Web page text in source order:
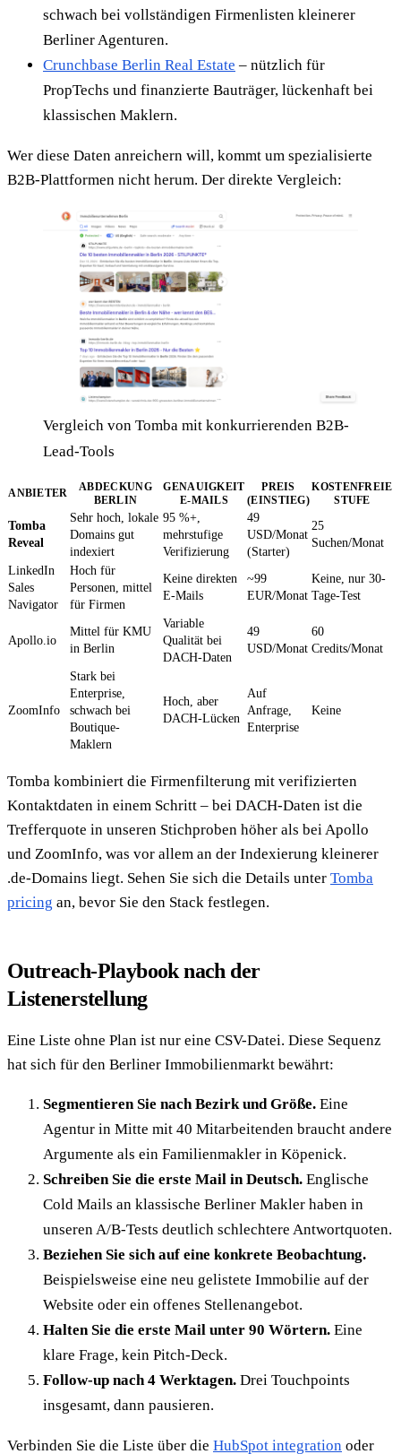
schwach bei vollständigen Firmenlisten kleinerer
Berliner Agenturen.
Crunchbase Berlin Real Estate – nützlich für
PropTechs und finanzierte Bauträger, lückenhaft bei
klassischen Maklern.
Wer diese Daten anreichern will, kommt um spezialisierte
B2B-Plattformen nicht herum. Der direkte Vergleich:
Vergleich von Tomba mit konkurrierenden B2B-
Lead-Tools
ANBIETER
ABDECKUNG
BERLIN
GENAUIGKEIT
E-MAILS
PREIS
(EINSTIEG)
KOSTENFREIE
STUFE
Tomba
Reveal
Sehr hoch, lokale
Domains gut
indexiert
95 %+,
mehrstufige
Verifizierung
49
USD/Monat
(Starter)
25
Suchen/Monat
LinkedIn
Sales
Navigator
Hoch für
Personen, mittel
für Firmen
Keine direkten
E-Mails
~99
EUR/Monat
Keine, nur 30-
Tage-Test
Apollo.io
Mittel für KMU
in Berlin
Variable
Qualität bei
DACH-Daten
49
USD/Monat
60
Credits/Monat
ZoomInfo
Stark bei
Enterprise,
schwach bei
Boutique-
Maklern
Hoch, aber
DACH-Lücken
Auf
Anfrage,
Enterprise
Keine
Tomba kombiniert die Firmenfilterung mit verifizierten
Kontaktdaten in einem Schritt – bei DACH-Daten ist die
Trefferquote in unseren Stichproben höher als bei Apollo
und ZoomInfo, was vor allem an der Indexierung kleinerer
.de-Domains liegt. Sehen Sie sich die Details unter Tomba
pricing an, bevor Sie den Stack festlegen.
Outreach-Playbook nach der
Listenerstellung
Eine Liste ohne Plan ist nur eine CSV-Datei. Diese Sequenz
hat sich für den Berliner Immobilienmarkt bewährt:
Segmentieren Sie nach Bezirk und Größe. Eine
Agentur in Mitte mit 40 Mitarbeitenden braucht andere
Argumente als ein Familienmakler in Köpenick.
Schreiben Sie die erste Mail in Deutsch. Englische
Cold Mails an klassische Berliner Makler haben in
unseren A/B-Tests deutlich schlechtere Antwortquoten.
Beziehen Sie sich auf eine konkrete Beobachtung.
Beispielsweise eine neu gelistete Immobilie auf der
Website oder ein offenes Stellenangebot.
Halten Sie die erste Mail unter 90 Wörtern. Eine
klare Frage, kein Pitch-Deck.
Follow-up nach 4 Werktagen. Drei Touchpoints
insgesamt, dann pausieren.
Verbinden Sie die Liste über die HubSpot integration oder